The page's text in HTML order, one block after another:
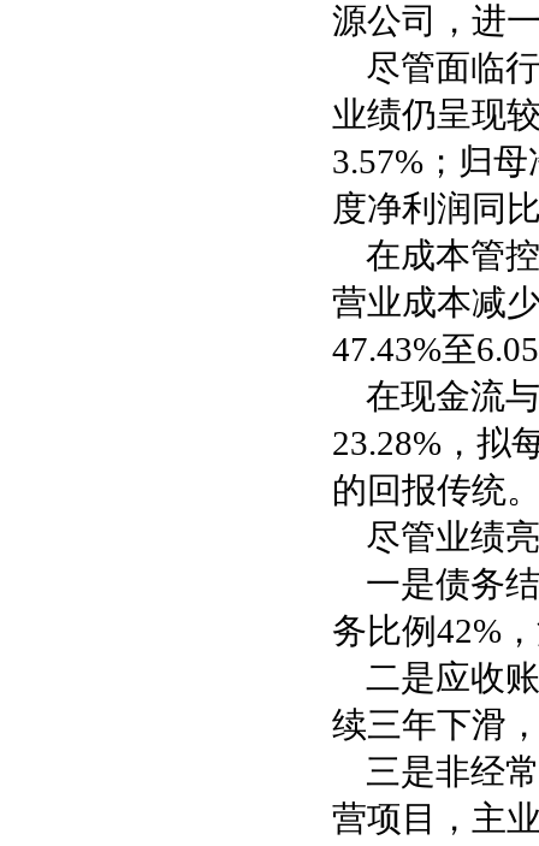
源公司，进
尽管面临
业绩仍呈现
3.57%；归
度净利润同
在成本管
营业成本减
47.43%至
在现金流
23.28%，拟
的回报传统
尽管业绩
一是债务
务比例42%
二是应收
续三年下滑
三是非经
营项目，主